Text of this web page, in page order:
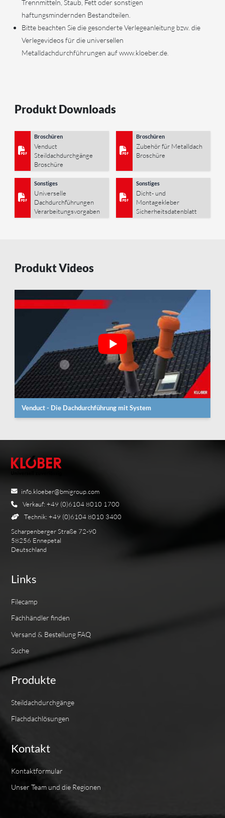
Trennmitteln, Staub, Fett oder sonstigen
haftungsmindernden Bestandteilen.
Bitte beachten Sie die gesonderte Verlegeanleitung bzw. die
Verlegevideos für die universellen
Metalldachdurchführungen auf www.kloeber.de.
Produkt Downloads
Broschüren
Venduct
Steildachdurchgänge
Broschüre
Broschüren
Zubehör für Metalldach
Broschüre
Sonstiges
Universelle
Dachdurchführungen
Verarbeitungsvorgaben
Sonstiges
Dicht- und
Montagekleber
Sicherheitsdatenblatt
Produkt Videos
Venduct - Die Dachdurchführung mit System
Links
Filecamp
Fachhändler finden
Versand & Bestellung FAQ
Suche
Produkte
Steildachdurchgänge
Flachdachlösungen
Kontakt
Kontaktformular
Unser Team und die Regionen
info.kloeber@bmigroup.com
Verkauf: +49 (0)6104 8010 1700
Technik: +49 (0)6104 8010 3400
Scharpenberger Straße 72-90
58256 Ennepetal
Deutschland